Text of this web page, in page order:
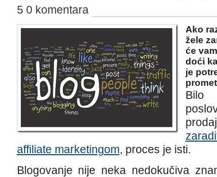
5 0 komentara
Ako
žele
će
doći
je
Bilo
affiliate marketingom, proces je isti.
Blogovanje nije neka nedokučiva